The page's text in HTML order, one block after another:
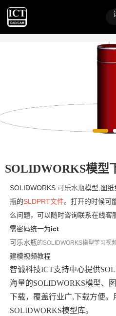
SOLIDWORKS模型
SOLIDWORKS 可乐水瓶模型,图纸
瓶的SLDPRT文件。打开的时候可
么问题，可以随时咨询联系在线客
需密码统一为ict
可乐水瓶的SOLIDWORKS模型学习视
建模视频教程
智诚科技ICT支持中心提供
海量的SOLIDWORKS模型、
下载，覆盖行业广,下载方便
SOLIDWORKS模型库。